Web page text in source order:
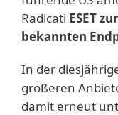
Radicati ESET
bekannten
In der
größeren
damit erneut